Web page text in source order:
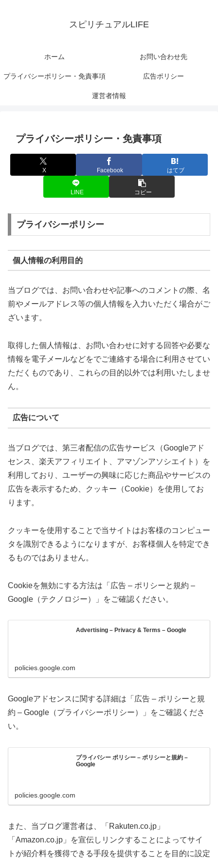
スピリチュアルLIFE
ホーム お問い合わせ先
プライバシーポリシー・免責事項 広告ポリシー
運営者情報
プライバシーポリシー・免責事項
X Facebook はてブ
LINE コピー
プライバシーポリシー
個人情報の利用目的
当ブログでは、お問い合わせや記事へのコメントの際、名
前やメールアドレス等の個人情報を入力いただく場合がご
ざいます。
取得した個人情報は、お問い合わせに対する回答や必要な
情報を電子メールなどをでご連絡する場合に利用させてい
ただくものであり、これらの目的以外では利用いたしませ
ん。
広告について
当ブログでは、第三者配信の広告サービス（Googleアド
センス、楽天アフィリエイト、アマゾンアソシエイト）を
利用しており、ユーザーの興味に応じた商品やサービスの
広告を表示するため、クッキー（Cookie）を使用してお
ります。
クッキーを使用することで当サイトはお客様のコンピュー
タを識別できるようになりますが、お客様個人を特定でき
るものではありません。
Cookieを無効にする方法は「広告 – ポリシーと規約 –
Google（テクノロジー）」をご確認ください。
Advertising – Privacy & Terms – Google
policies.google.com
Googleアドセンスに関する詳細は「広告 – ポリシーと規
約 – Google（プライバシーポリシー）」をご確認くださ
い。
プライバシー ポリシー – ポリシーと規約 –
Google
policies.google.com
また、当ブログ運営者は、「Rakuten.co.jp」
「Amazon.co.jp」を宣伝しリンクすることによってサイ
トが紹介料を獲得できる手段を提供することを目的に設定